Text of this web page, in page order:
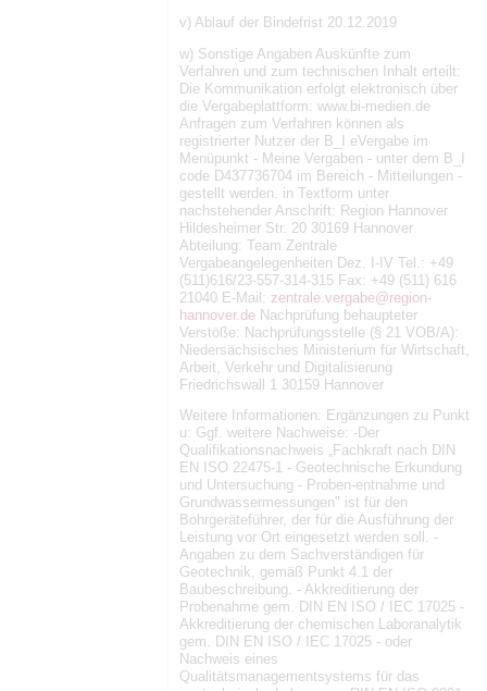
v) Ablauf der Bindefrist 20.12.2019
w) Sonstige Angaben Auskünfte zum
Verfahren und zum technischen Inhalt erteilt:
Die Kommunikation erfolgt elektronisch über
die Vergabeplattform: www.bi-medien.de
Anfragen zum Verfahren können als
registrierter Nutzer der B_I eVergabe im
Menüpunkt - Meine Vergaben - unter dem B_I
code D437736704 im Bereich - Mitteilungen -
gestellt werden. in Textform unter
nachstehender Anschrift: Region Hannover
Hildesheimer Str. 20 30169 Hannover
Abteilung: Team Zentrale
Vergabeangelegenheiten Dez. I-IV Tel.: +49
(511)616/23-557-314-315 Fax: +49 (511) 616
21040 E-Mail: zentrale.vergabe@region-
hannover.de Nachprüfung behaupteter
Verstöße: Nachprüfungsstelle (§ 21 VOB/A):
Niedersächsisches Ministerium für Wirtschaft,
Arbeit, Verkehr und Digitalisierung
Friedrichswall 1 30159 Hannover
Weitere Informationen: Ergänzungen zu Punkt
u: Ggf. weitere Nachweise: -Der
Qualifikationsnachweis „Fachkraft nach DIN
EN ISO 22475-1 - Geotechnische Erkundung
und Untersuchung - Proben-entnahme und
Grundwassermessungen" ist für den
Bohrgeräteführer, der für die Ausführung der
Leistung vor Ort eingesetzt werden soll. -
Angaben zu dem Sachverständigen für
Geotechnik, gemäß Punkt 4.1 der
Baubeschreibung. - Akkreditierung der
Probenahme gem. DIN EN ISO / IEC 17025 -
Akkreditierung der chemischen Laboranalytik
gem. DIN EN ISO / IEC 17025 - oder
Nachweis eines
Qualitätsmanagementsystems für das